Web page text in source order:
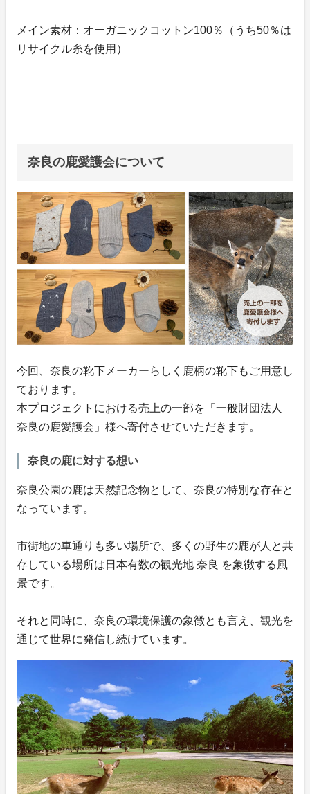
メイン素材：オーガニックコットン100％（うち50％は
リサイクル糸を使用）
奈良の鹿愛護会について
今回、奈良の靴下メーカーらしく鹿柄の靴下もご用意し
ております。
本プロジェクトにおける売上の一部を「一般財団法人
奈良の鹿愛護会」様へ寄付させていただきます。
奈良の鹿に対する想い
奈良公園の鹿は天然記念物として、奈良の特別な存在と
なっています。
市街地の車通りも多い場所で、多くの野生の鹿が人と共
存している場所は日本有数の観光地 奈良 を象徴する風
景です。
それと同時に、奈良の環境保護の象徴とも言え、観光を
通じて世界に発信し続けています。